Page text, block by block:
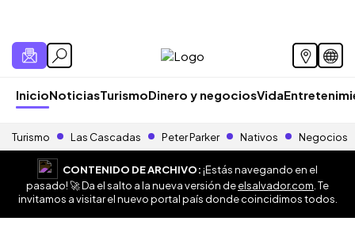
InicioNoticiasTurismoDinero y negociosVida
Turismo Las Cascadas Peter Parker Nativos Negocios
CONTENIDO DE ARCHIVO:¡Estás navegando en el
pasado! 🚀 Da el salto a la nueva versión deelsalvador.com . Te
invitamos a visitar el nuevo portal país donde coincidimos todos.